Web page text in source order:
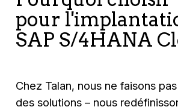
pour
SAP S/4HANA
Chez Talan, nous ne faisons
des solutions – nous